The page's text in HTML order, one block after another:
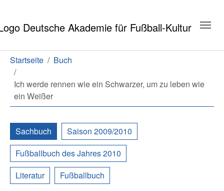
Sie sind hier:
Startseite Buch
Ich werde rennen wie ein Schwarzer, um zu leben wie
ein Weißer
Sachbuch
Saison 2009/2010
Fußballbuch des Jahres 2010
Literatur
Fußballbuch